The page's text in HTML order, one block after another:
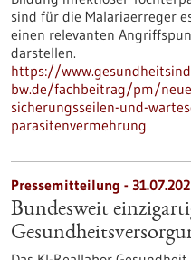
sind für die Malariaerreger
einen relevanten
darstellen.
https://
bw.de/fachbeitrag/pm/
sicherungsseilen-und-
parasitenvermehrung
Pressemitteilung -
Bundesweit